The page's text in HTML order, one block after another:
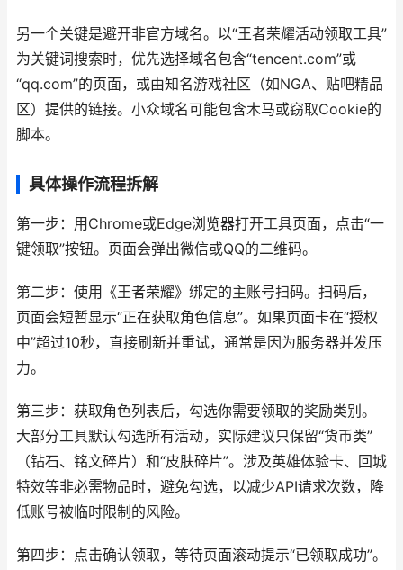
另一个关键是避开非官方域名。以“王者荣耀活动领取工具”
为关键词搜索时，优先选择域名包含“tencent.com”或
“qq.com”的页面，或由知名游戏社区（如NGA、贴吧精品
区）提供的链接。小众域名可能包含木马或窃取Cookie的
脚本。
具体操作流程拆解
第一步：用Chrome或Edge浏览器打开工具页面，点击“一
键领取”按钮。页面会弹出微信或QQ的二维码。
第二步：使用《王者荣耀》绑定的主账号扫码。扫码后，
页面会短暂显示“正在获取角色信息”。如果页面卡在“授权
中”超过10秒，直接刷新并重试，通常是因为服务器并发压
力。
第三步：获取角色列表后，勾选你需要领取的奖励类别。
大部分工具默认勾选所有活动，实际建议只保留“货币类”
（钻石、铭文碎片）和“皮肤碎片”。涉及英雄体验卡、回城
特效等非必需物品时，避免勾选，以减少API请求次数，降
低账号被临时限制的风险。
第四步：点击确认领取，等待页面滚动提示“已领取成功”。